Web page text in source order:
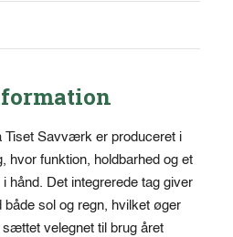
Savværk er produceret i
funktion, holdbarhed og et
hånd. Det integrerede tag giver
sol og regn, hvilket øger
velegnet til brug året